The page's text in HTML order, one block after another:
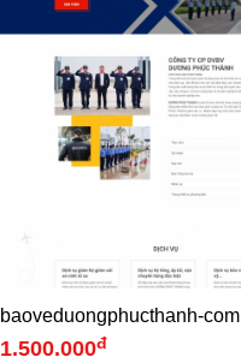
baoveduongphucthanh-com
1.500.000đ